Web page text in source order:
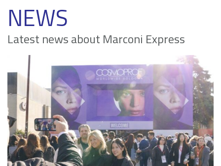
NEWS
Latest news about Marconi Express